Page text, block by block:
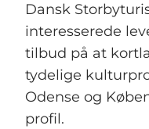
Dansk
interesserede
tilbud på at
tydelige
Odense og
profil.